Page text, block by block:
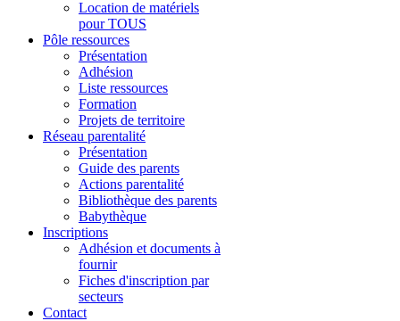
Location de matériels
pour TOUS
Pôle ressources
Présentation
Adhésion
Liste ressources
Formation
Projets de territoire
Réseau parentalité
Présentation
Guide des parents
Actions parentalité
Bibliothèque des parents
Babythèque
Inscriptions
Adhésion et documents à
fournir
Fiches d'inscription par
secteurs
Contact